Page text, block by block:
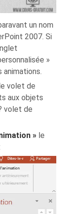
un nom
2007. Si
»
animations.
volet de
aux objets
volet de
» le